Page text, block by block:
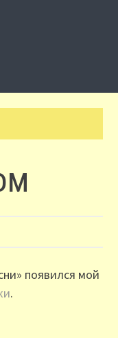
появился мой
.